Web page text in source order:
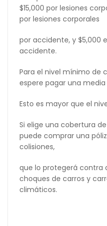
$15,000 por lesiones
por lesiones corporales
por accidente, y $5,000
accidente.
Para el nivel mínimo de
espere pagar una
Esto es mayor que el
Si elige una cobertura
puede comprar una
colisiones,
que lo protegerá contra
choques de carros y
climáticos.